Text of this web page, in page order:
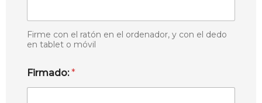
Firme con el ratón en el ordenador, y con el dedo
en tablet o móvil
Firmado:*